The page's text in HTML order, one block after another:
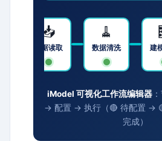
📥
数据读取
🧹
数据清洗 建
iModel 可视化工作流编辑器
→ 配置 → 执行（🔴 待配置 →
完成）